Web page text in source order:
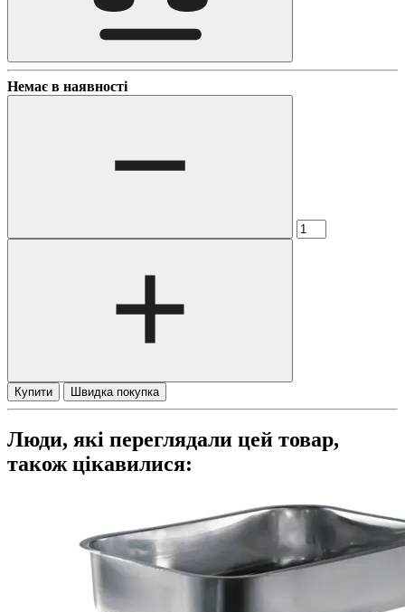
Немає в наявності
Купити Швидка покупка
Люди, які переглядали цей товар,
також цікавилися: